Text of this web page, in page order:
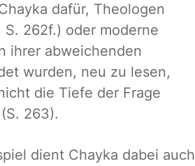
dafür, Theologen
262f.) oder moderne
ihrer abweichenden
wurden, neu zu lesen,
die Tiefe der Frage
263).
dient Chayka dabei auch